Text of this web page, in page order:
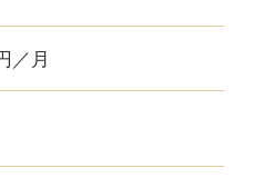
／月